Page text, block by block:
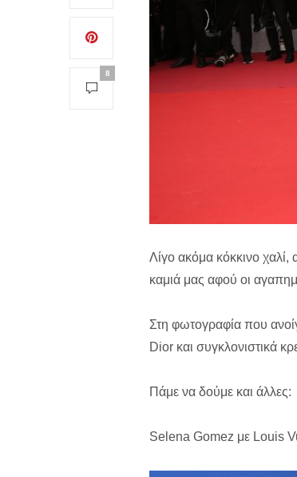
8
Λίγο ακόμα κόκκινο
καμιά μας αφού οι
Στη φωτογραφία που
Dior και συγκλονιστικά
Πάμε να δούμε και άλλες:
Selena Gomez με Louis